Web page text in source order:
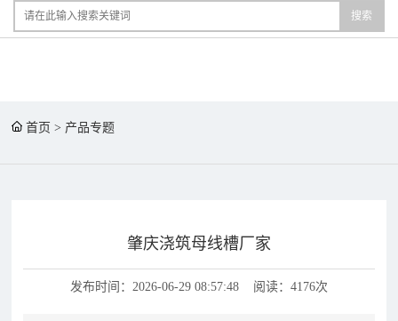
搜索
首页 > 产品专题
肇庆浇筑母线槽厂家
发布时间：2026-06-29 08:57:48 阅读：4176次